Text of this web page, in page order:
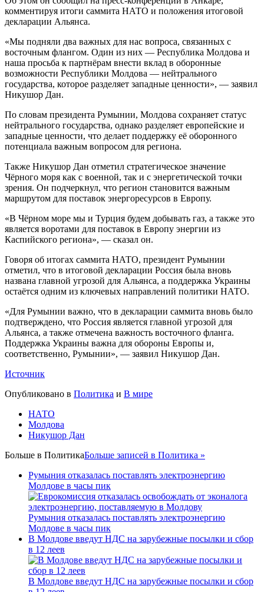
комментируя итоги саммита НАТО и положения итоговой
декларации Альянса.
«Мы подняли два важных для нас вопроса, связанных с
восточным флангом. Один из них — Республика Молдова и
наша просьба к партнёрам внести вклад в оборонные
возможности Республики Молдова — нейтрального
государства, которое разделяет западные ценности», — заявил
Никушор Дан.
По словам президента Румынии, Молдова сохраняет статус
нейтрального государства, однако разделяет европейские и
западные ценности, что делает поддержку её оборонного
потенциала важным вопросом для региона.
Также Никушор Дан отметил стратегическое значение
Чёрного моря как с военной, так и с энергетической точки
зрения. Он подчеркнул, что регион становится важным
маршрутом для поставок энергоресурсов в Европу.
«В Чёрном море мы и Турция будем добывать газ, а также это
является воротами для поставок в Европу энергии из
Каспийского региона», — сказал он.
Говоря об итогах саммита НАТО, президент Румынии
отметил, что в итоговой декларации Россия была вновь
названа главной угрозой для Альянса, а поддержка Украины
остаётся одним из ключевых направлений политики НАТО.
«Для Румынии важно, что в декларации саммита вновь было
подтверждено, что Россия является главной угрозой для
Альянса, а также отмечена важность восточного фланга.
Поддержка Украины важна для обороны Европы и,
соответственно, Румынии», — заявил Никушор Дан.
Источник
Опубликовано в Политика и В мире
НАТО
Молдова
Никушор Дан
Больше в ПолитикаБольше записей в Политика »
Румыния отказалась поставлять электроэнергию
Молдове в часы пик
Румыния отказалась поставлять электроэнергию
Молдове в часы пик
В Молдове введут НДС на зарубежные посылки и сбор
в 12 леев
В Молдове введут НДС на зарубежные посылки и сбор